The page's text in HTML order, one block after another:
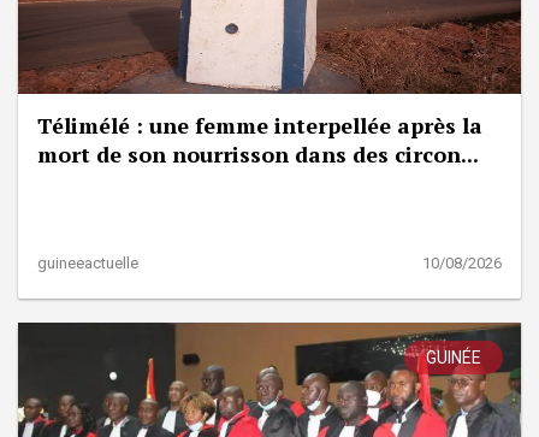
Télimélé : une femme interpellée après la
mort de son nourrisson dans des circon...
guineeactuelle 10/08/2026
GUINÉE